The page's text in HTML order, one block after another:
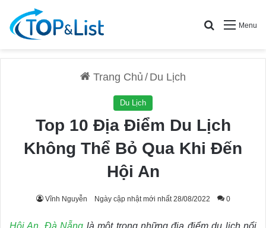
Menu
Search for
Trang Chủ / Du Lịch
Du Lịch
Top 10 Địa Điểm Du Lịch
Không Thể Bỏ Qua Khi Đến
Hội An
Vĩnh Nguyễn Ngày cập nhật mới nhất 28/08/2022 0